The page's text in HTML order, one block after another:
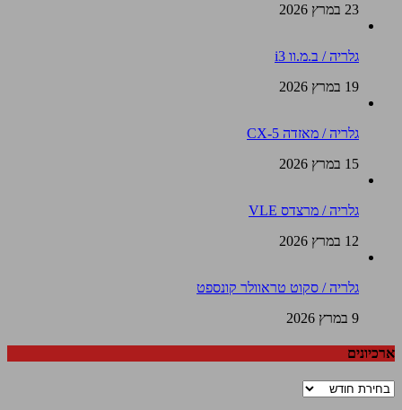
23 במרץ 2026
גלריה / ב.מ.וו i3
19 במרץ 2026
גלריה / מאזדה CX-5
15 במרץ 2026
גלריה / מרצדס VLE
12 במרץ 2026
גלריה / סקוט טראוולר קונספט
9 במרץ 2026
ארכיונים
ארכיונים